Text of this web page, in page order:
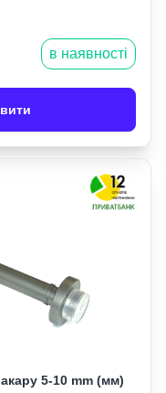
в наявності
5-10 mm (мм)